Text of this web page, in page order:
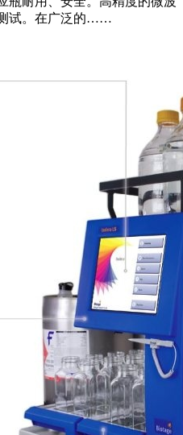
试。在广泛的……